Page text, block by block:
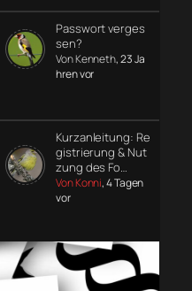
Passwort verges
sen?
Von Kenneth, 23 Ja
hren vor
Kurzanleitung: Re
gistrierung & Nut
zung des Fo…
Von Konni, 4 Tagen
vor